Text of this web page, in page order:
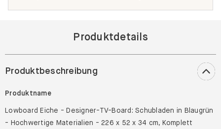
Produktdetails
Produktbeschreibung
Produktname
Lowboard Eiche - Designer-TV-Board: Schubladen in Blaugrün
- Hochwertige Materialien - 226 x 52 x 34 cm, Komplett